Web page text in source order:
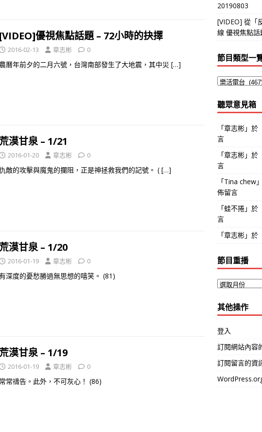
[VIDEO]優視焦點話題 – 72小時的抉擇
2016-02-13 章志彬 0
農曆年前夕的二月六號，台灣南部發生了大地震，其中災 […]
荒漠甘泉 – 1/21
2016-01-20 章志彬 0
敵的攻擊與魔鬼的攔阻，正是神拯救我們的記號。 ( […]
荒漠甘泉 – 1/20
2016-01-19 章志彬 0
深度的憂愁勝過無思想的嘻笑。 (81)
漠甘泉 – 1/19
2016-01-19 章志彬 0
常常禱告。此外，不可灰心！ (86)
20190803
[VIDEO] 從「
線 優視焦點
節目類型一
聽眾意見箱
「章志彬」於
言
「章志彬」於
言
「Tina chew
佈留言
「蛙不捲」於
言
「章志彬」於
節目重播
其他操作
登入
訂閱網站內容
訂閱留言的資